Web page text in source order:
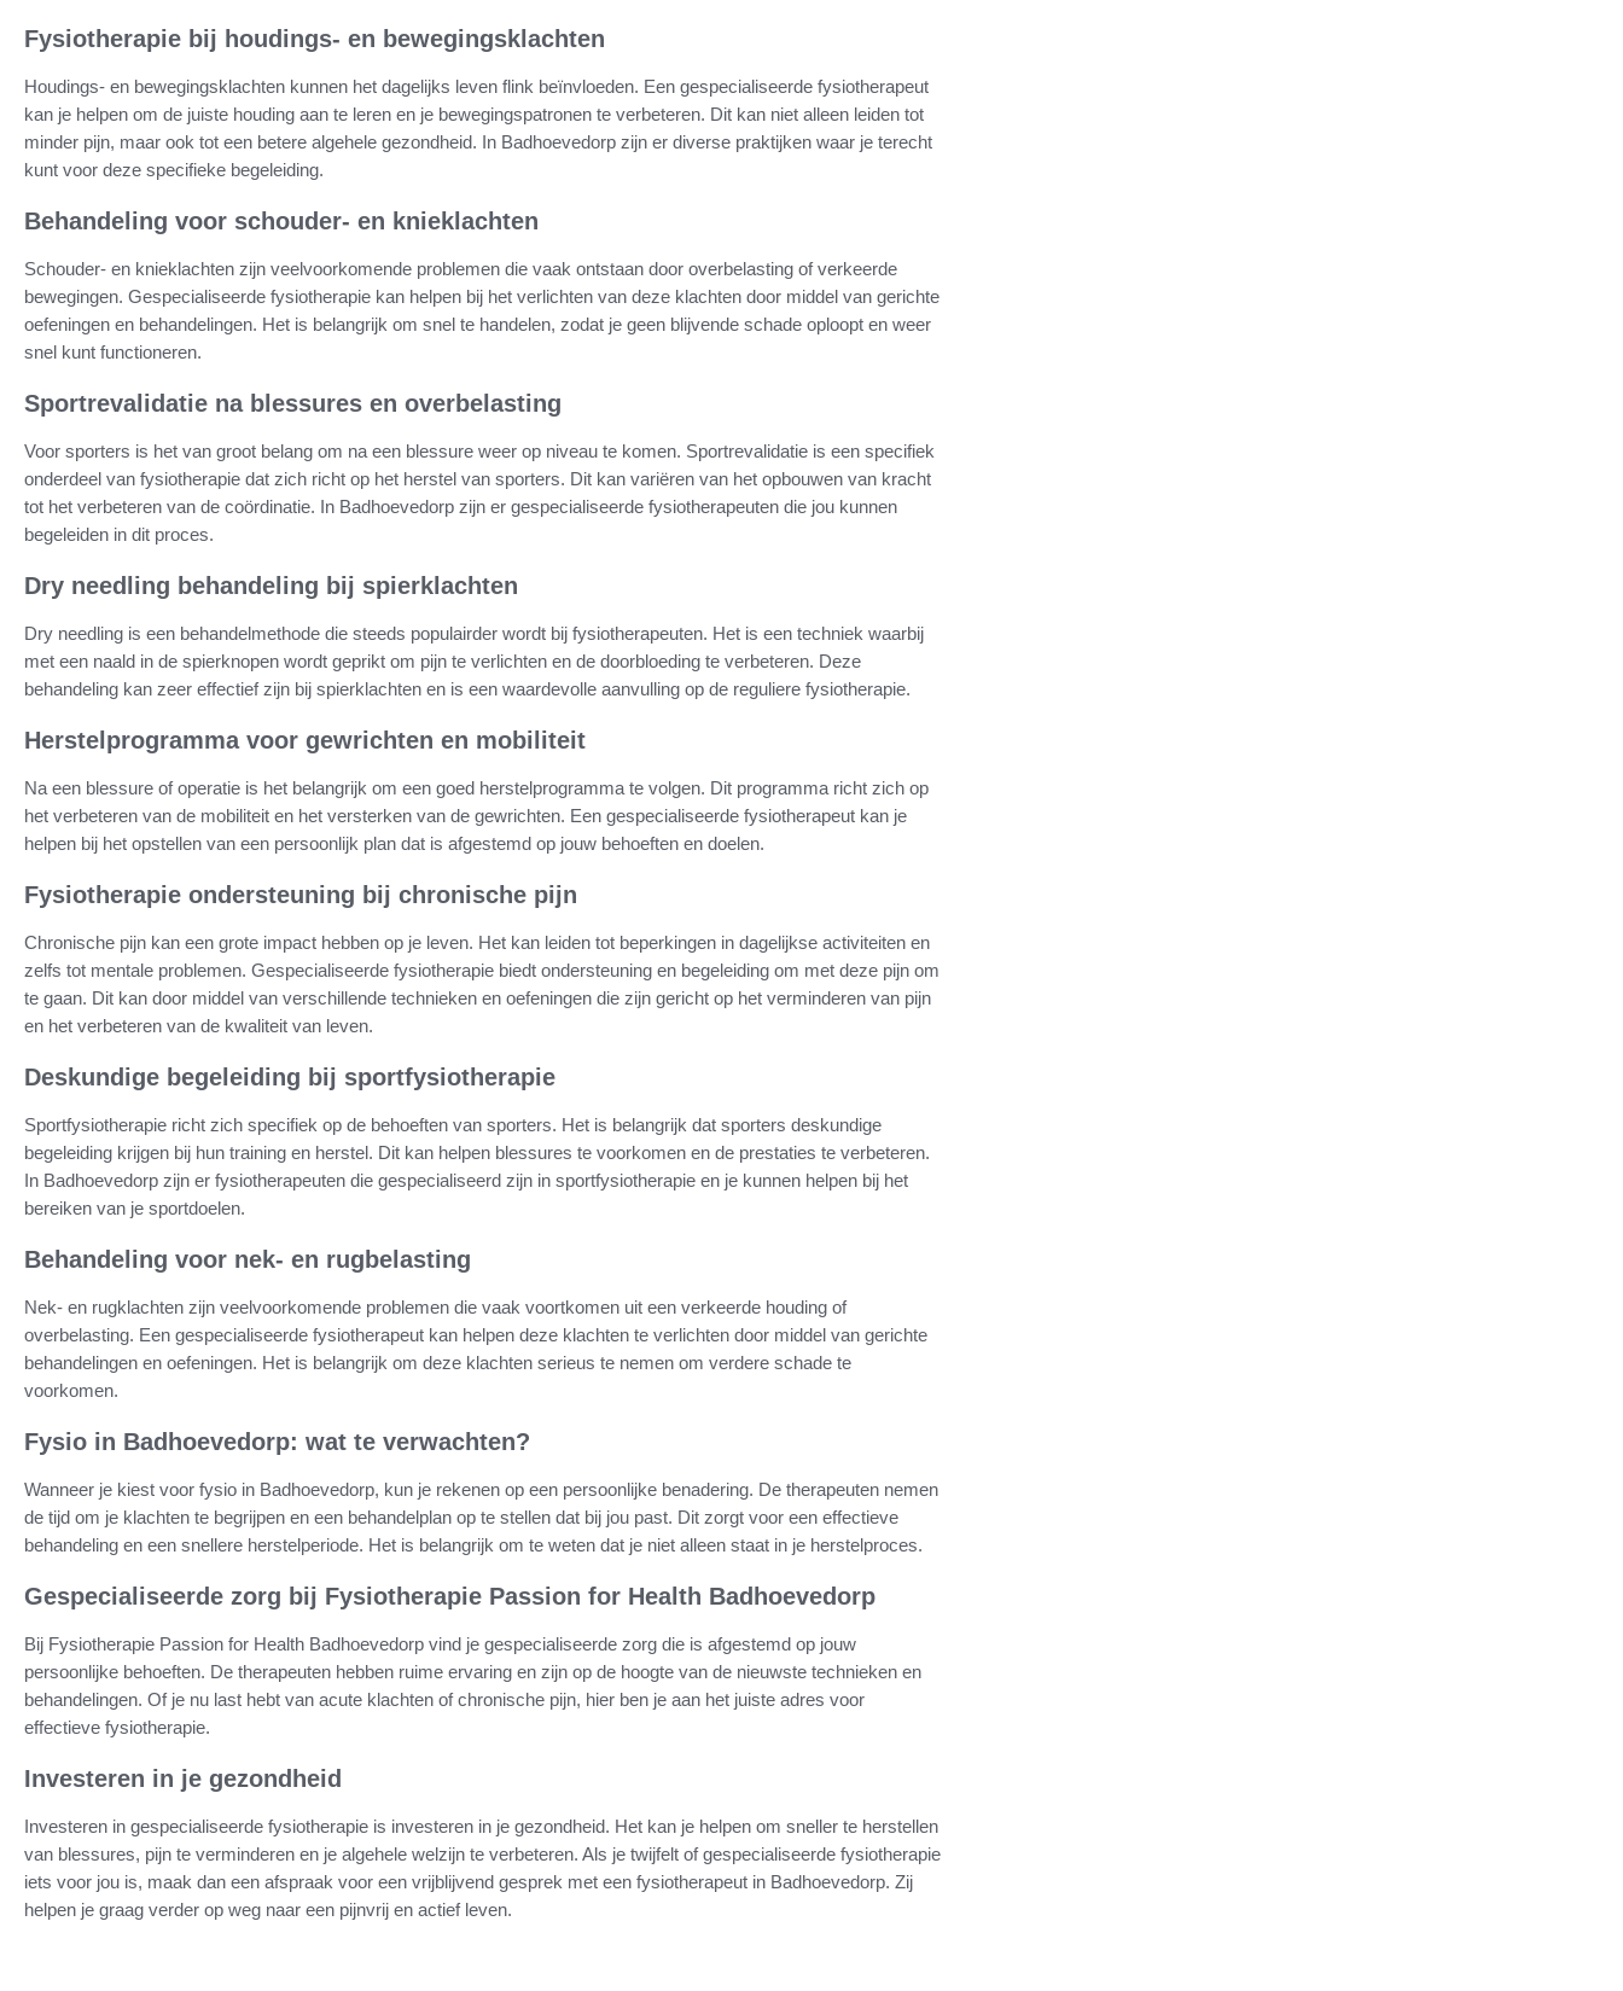
Fysiotherapie bij houdings- en bewegingsklachten
Houdings- en bewegingsklachten kunnen het dagelijks leven flink beïnvloeden. Een gespecialiseerde fysiotherapeut
kan je helpen om de juiste houding aan te leren en je bewegingspatronen te verbeteren. Dit kan niet alleen leiden tot
minder pijn, maar ook tot een betere algehele gezondheid. In Badhoevedorp zijn er diverse praktijken waar je terecht
kunt voor deze specifieke begeleiding.
Behandeling voor schouder- en knieklachten
Schouder- en knieklachten zijn veelvoorkomende problemen die vaak ontstaan door overbelasting of verkeerde
bewegingen. Gespecialiseerde fysiotherapie kan helpen bij het verlichten van deze klachten door middel van gerichte
oefeningen en behandelingen. Het is belangrijk om snel te handelen, zodat je geen blijvende schade oploopt en weer
snel kunt functioneren.
Sportrevalidatie na blessures en overbelasting
Voor sporters is het van groot belang om na een blessure weer op niveau te komen. Sportrevalidatie is een specifiek
onderdeel van fysiotherapie dat zich richt op het herstel van sporters. Dit kan variëren van het opbouwen van kracht
tot het verbeteren van de coördinatie. In Badhoevedorp zijn er gespecialiseerde fysiotherapeuten die jou kunnen
begeleiden in dit proces.
Dry needling behandeling bij spierklachten
Dry needling is een behandelmethode die steeds populairder wordt bij fysiotherapeuten. Het is een techniek waarbij
met een naald in de spierknopen wordt geprikt om pijn te verlichten en de doorbloeding te verbeteren. Deze
behandeling kan zeer effectief zijn bij spierklachten en is een waardevolle aanvulling op de reguliere fysiotherapie.
Herstelprogramma voor gewrichten en mobiliteit
Na een blessure of operatie is het belangrijk om een goed herstelprogramma te volgen. Dit programma richt zich op
het verbeteren van de mobiliteit en het versterken van de gewrichten. Een gespecialiseerde fysiotherapeut kan je
helpen bij het opstellen van een persoonlijk plan dat is afgestemd op jouw behoeften en doelen.
Fysiotherapie ondersteuning bij chronische pijn
Chronische pijn kan een grote impact hebben op je leven. Het kan leiden tot beperkingen in dagelijkse activiteiten en
zelfs tot mentale problemen. Gespecialiseerde fysiotherapie biedt ondersteuning en begeleiding om met deze pijn om
te gaan. Dit kan door middel van verschillende technieken en oefeningen die zijn gericht op het verminderen van pijn
en het verbeteren van de kwaliteit van leven.
Deskundige begeleiding bij sportfysiotherapie
Sportfysiotherapie richt zich specifiek op de behoeften van sporters. Het is belangrijk dat sporters deskundige
begeleiding krijgen bij hun training en herstel. Dit kan helpen blessures te voorkomen en de prestaties te verbeteren.
In Badhoevedorp zijn er fysiotherapeuten die gespecialiseerd zijn in sportfysiotherapie en je kunnen helpen bij het
bereiken van je sportdoelen.
Behandeling voor nek- en rugbelasting
Nek- en rugklachten zijn veelvoorkomende problemen die vaak voortkomen uit een verkeerde houding of
overbelasting. Een gespecialiseerde fysiotherapeut kan helpen deze klachten te verlichten door middel van gerichte
behandelingen en oefeningen. Het is belangrijk om deze klachten serieus te nemen om verdere schade te
voorkomen.
Fysio in Badhoevedorp: wat te verwachten?
Wanneer je kiest voor fysio in Badhoevedorp, kun je rekenen op een persoonlijke benadering. De therapeuten nemen
de tijd om je klachten te begrijpen en een behandelplan op te stellen dat bij jou past. Dit zorgt voor een effectieve
behandeling en een snellere herstelperiode. Het is belangrijk om te weten dat je niet alleen staat in je herstelproces.
Gespecialiseerde zorg bij Fysiotherapie Passion for Health Badhoevedorp
Bij Fysiotherapie Passion for Health Badhoevedorp vind je gespecialiseerde zorg die is afgestemd op jouw
persoonlijke behoeften. De therapeuten hebben ruime ervaring en zijn op de hoogte van de nieuwste technieken en
behandelingen. Of je nu last hebt van acute klachten of chronische pijn, hier ben je aan het juiste adres voor
effectieve fysiotherapie.
Investeren in je gezondheid
Investeren in gespecialiseerde fysiotherapie is investeren in je gezondheid. Het kan je helpen om sneller te herstellen
van blessures, pijn te verminderen en je algehele welzijn te verbeteren. Als je twijfelt of gespecialiseerde fysiotherapie
iets voor jou is, maak dan een afspraak voor een vrijblijvend gesprek met een fysiotherapeut in Badhoevedorp. Zij
helpen je graag verder op weg naar een pijnvrij en actief leven.